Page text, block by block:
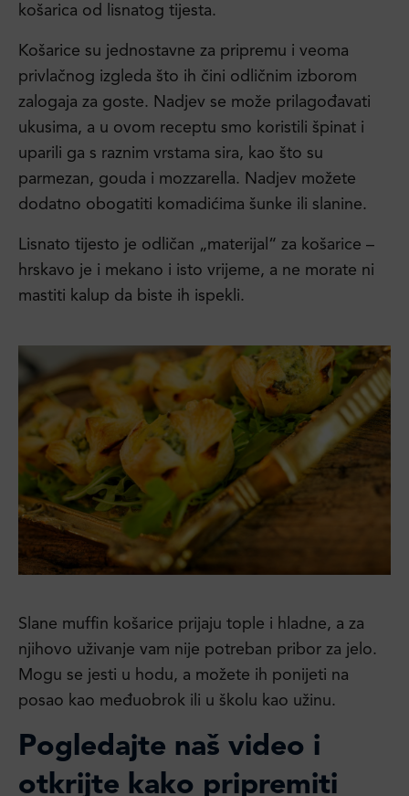
košarica od lisnatog tijesta.
Košarice su jednostavne za pripremu i veoma
privlačnog izgleda što ih čini odličnim izborom
zalogaja za goste. Nadjev se može prilagođavati
ukusima, a u ovom receptu smo koristili špinat i
uparili ga s raznim vrstama sira, kao što su
parmezan, gouda i mozzarella. Nadjev možete
dodatno obogatiti komadićima šunke ili slanine.
Lisnato tijesto je odličan „materijal“ za košarice –
hrskavo je i mekano i isto vrijeme, a ne morate ni
mastiti kalup da biste ih ispekli.
Slane muffin košarice prijaju tople i hladne, a za
njihovo uživanje vam nije potreban pribor za jelo.
Mogu se jesti u hodu, a možete ih ponijeti na
posao kao međuobrok ili u školu kao užinu.
Pogledajte naš video i
otkrijte kako pripremiti